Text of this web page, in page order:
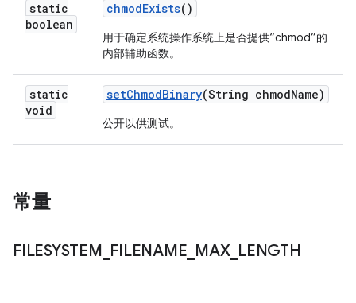
static
boolean
chmodExists()
用于确定系统操作系统上是否提供“chmod”的
内部辅助函数。
static
void
setChmodBinary(String chmodName)
公开以供测试。
常量
FILESYSTEM FILENAME MAX_ LENGTH